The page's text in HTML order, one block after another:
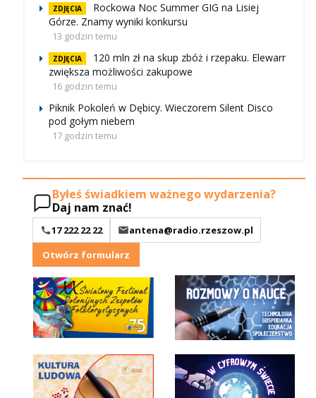
ZDJĘCIA
Rockowa Noc Summer GIG na Lisiej
Górze. Znamy wyniki konkursu
13 godzin temu
ZDJĘCIA
120 mln zł na skup zbóż i rzepaku. Elewarr
zwiększa możliwości zakupowe
16 godzin temu
Piknik Pokoleń w Dębicy. Wieczorem Silent Disco
pod gołym niebem
17 godzin temu
Byłeś świadkiem ważnego wydarzenia?
Daj nam znać!
17 222 22 22
antena@radio.rzeszow.pl
Otwórz formularz